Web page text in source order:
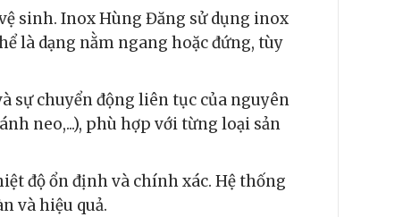
sinh. Inox Hùng Đăng sử dụng inox
là dạng nằm ngang hoặc đứng, tùy
sự chuyển động liên tục của nguyên
neo,...), phù hợp với từng loại sản
độ ổn định và chính xác. Hệ thống
và hiệu quả.